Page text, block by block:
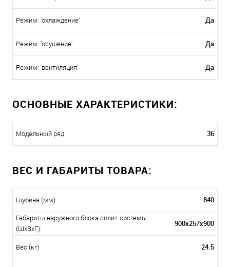
Режим: 'охлаждение' Да
Режим: 'осушение' Да
Режим: 'вентиляция' Да
ОСНОВНЫЕ ХАРАКТЕРИСТИКИ:
Модельный ряд 36
ВЕС И ГАБАРИТЫ ТОВАРА:
Глубина (мм) 840
Габариты наружного блока сплит-системы
(ШxВxГ):
900x257x900
Вес (кг) 24.5